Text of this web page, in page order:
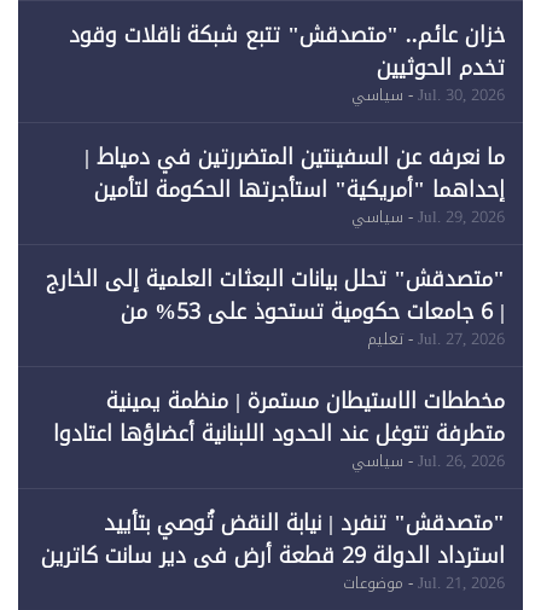
خزان عائم.. "متصدقش" تتبع شبكة ناقلات وقود
تخدم الحوثيين
Jul. 30, 2026- سياسي
ما نعرفه عن السفينتين المتضررتين في دمياط |
إحداهما "أمريكية" استأجرتها الحكومة لتأمين
احتياجات الطاقة
Jul. 29, 2026- سياسي
"متصدقش" تحلل بيانات البعثات العلمية إلى الخارج
| 6 جامعات حكومية تستحوذ على 53% من
Jul. 27, 2026- تعليم
مخططات الاستيطان مستمرة | منظمة يمينية
متطرفة تتوغل عند الحدود اللبنانية أعضاؤها اعتادوا
خرق الحدود
Jul. 26, 2026- سياسي
"متصدقش" تنفرد | نيابة النقض تُوصي بتأييد
استرداد الدولة 29 قطعة أرض في دير سانت كاترين
وقبول طعن الحكومة جزئيًا (1)
Jul. 21, 2026- موضوعات